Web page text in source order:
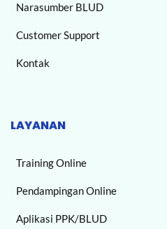
Narasumber BLUD
Customer Support
Kontak
LAYANAN
Training Online
Pendampingan Online
Aplikasi PPK/BLUD